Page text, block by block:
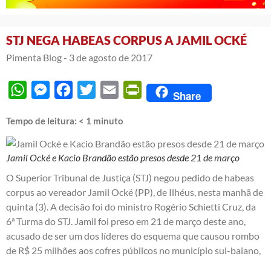
STJ NEGA HABEAS CORPUS A JAMIL OCKÉ
Pimenta Blog - 3 de agosto de 2017
WhatsAppMessengerFacebook
Twitter Email PrintFriendly
Share
Tempo de leitura: < 1 minuto
Jamil Ocké e Kacio Brandão estão presos desde 21 de março
O Superior Tribunal de Justiça (STJ) negou pedido de habeas
corpus ao vereador Jamil Ocké (PP), de Ilhéus, nesta manhã de
quinta (3). A decisão foi do ministro Rogério Schietti Cruz, da
6ª Turma do STJ. Jamil foi preso em 21 de março deste ano,
acusado de ser um dos líderes do esquema que causou rombo
de R$ 25 milhões aos cofres públicos no município sul-baiano,